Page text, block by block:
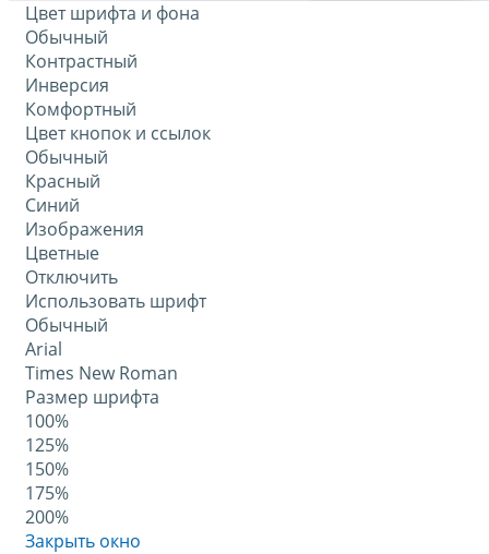
Цвет шрифта и фона
Обычный
Контрастный
Инверсия
Комфортный
Цвет кнопок и ссылок
Обычный
Красный
Синий
Изображения
Цветные
Отключить
Использовать шрифт
Обычный
Arial
Times New Roman
Размер шрифта
100%
125%
150%
175%
200%
Закрыть окно